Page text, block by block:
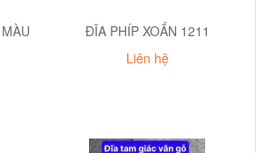
ĐĨA PHÍP XOẮN 1211
Liên hệ